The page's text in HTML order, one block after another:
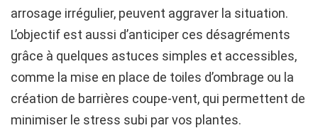
arrosage irrégulier, peuvent aggraver la situation.
L’objectif est aussi d’anticiper ces désagréments
grâce à quelques astuces simples et accessibles,
comme la mise en place de toiles d’ombrage ou la
création de barrières coupe-vent, qui permettent de
minimiser le stress subi par vos plantes.